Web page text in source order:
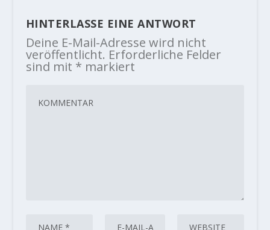
HINTERLASSE EINE ANTWORT
Deine E-Mail-Adresse wird nicht
veröffentlicht. Erforderliche Felder
sind mit * markiert